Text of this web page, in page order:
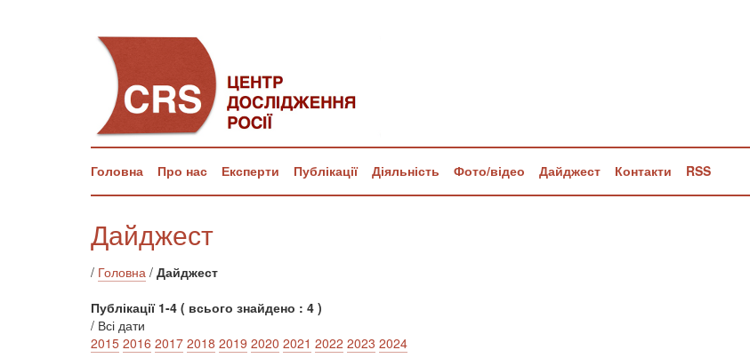
Головна Про нас Експерти Публікації Діяльність Фото/відео Дайджест Контакти RSS
Дайджест
/ Головна / Дайджест
Публікації 1-4 ( всього знайдено : 4 )
/ Всі дати
2015 2016 2017 2018 2019 2020 2021 2022 2023 2024